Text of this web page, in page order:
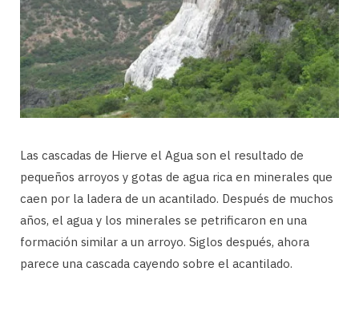
Las cascadas de Hierve el Agua son el resultado de
pequeños arroyos y gotas de agua rica en minerales que
caen por la ladera de un acantilado. Después de muchos
años, el agua y los minerales se petrificaron en una
formación similar a un arroyo. Siglos después, ahora
parece una cascada cayendo sobre el acantilado.